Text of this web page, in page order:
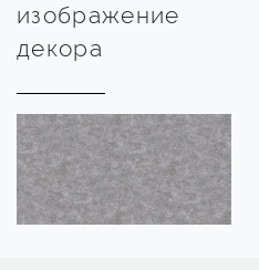
изображение
декора